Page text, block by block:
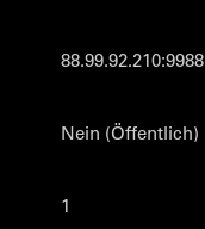
88.99.92.210:9988
Nein (Öffentlich)
1